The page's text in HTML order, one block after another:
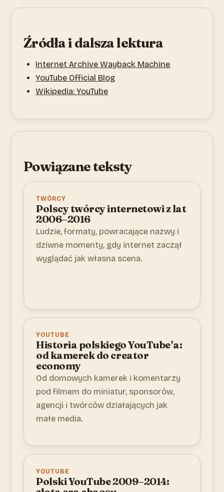
Źródła i dalsza lektura
Internet Archive Wayback Machine
YouTube Official Blog
Wikipedia: YouTube
Powiązane teksty
TWÓRCY
Polscy twórcy internetowi z lat
2006–2016
Ludzie, formaty, powracające nazwy i
dziwne momenty, gdy internet zaczął
wyglądać jak własna scena.
YOUTUBE
Historia polskiego YouTube’a:
od kamerek do creator
economy
Od domowych kamerek i komentarzy
pod filmem do miniatur, sponsorów,
agencji i twórców działających jak
małe media.
YOUTUBE
Polski YouTube 2009–2014: